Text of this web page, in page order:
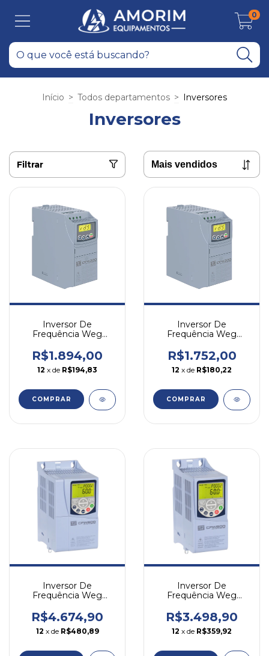
0
Início > Todos departamentos > Inversores
Inversores
Filtrar
Inversor De
Frequência Weg
Trif Igbt
R$1.894,00
12 x de R$194,83
COMPRAR
Inversor De
Frequência Weg
Trifásico
R$1.752,00
12 x de R$180,22
COMPRAR
Inversor De
Frequência Weg
Trifásico
R$4.674,90
12 x de R$480,89
Inversor De
Frequência Weg
Trifásico
R$3.498,90
12 x de R$359,92